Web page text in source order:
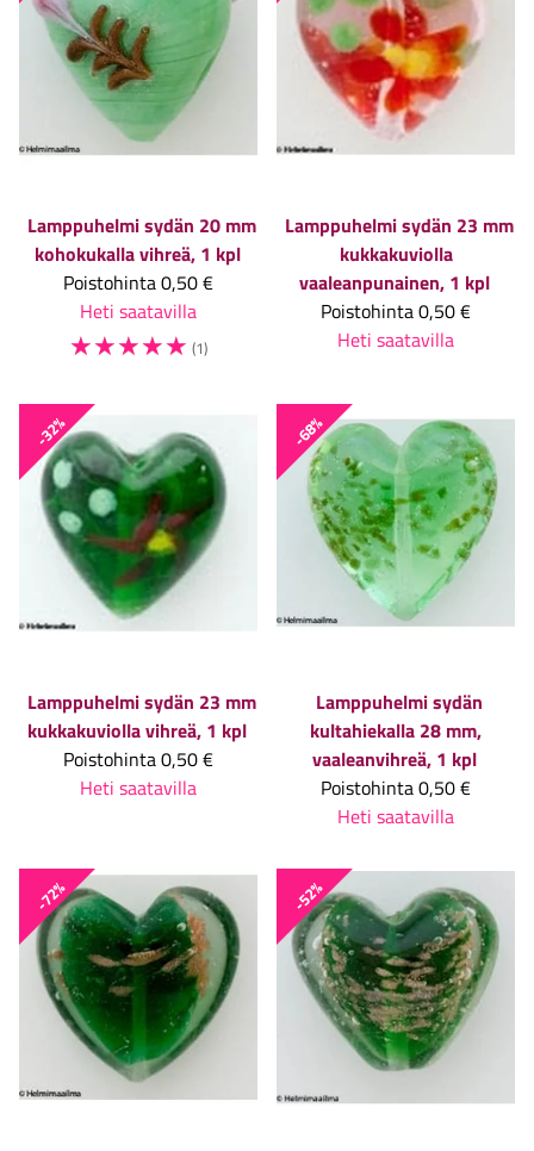
Lamppuhelmi sydän 20 mm
kohokukalla vihreä, 1 kpl
Poistohinta0,50 €
Heti saatavilla
☆☆☆☆☆ (1)
Lamppuhelmi sydän 23 mm
kukkakuviolla
vaaleanpunainen, 1 kpl
Poistohinta0,50 €
Heti saatavilla
-32%
Lamppuhelmi sydän 23 mm
kukkakuviolla vihreä, 1 kpl
Poistohinta0,50 €
Heti saatavilla
-68%
Lamppuhelmi sydän
kultahiekalla 28 mm,
vaaleanvihreä, 1 kpl
Poistohinta0,50 €
Heti saatavilla
-72% -52%